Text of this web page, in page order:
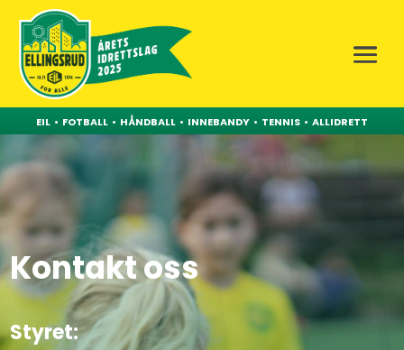
EIL • FOTBALL • HÅNDBALL • INNEBANDY • TENNIS • ALLIDRETT
Kontakt oss
Styret: